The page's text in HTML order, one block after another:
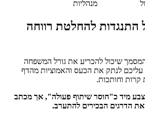
מנהליות
להחלטת רווחה
שיכול להכריע את גורל המשפחה
עליכם לנתק את הכעס והאמוציות מהדף
קרות וחותכות.
מיד כ"חוסר שיתוף פעולה", אך מכתב
את הדרגים הבכירים להתערב.